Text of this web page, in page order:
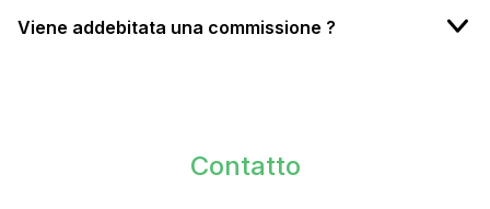
Viene addebitata una commissione ?
Contatto